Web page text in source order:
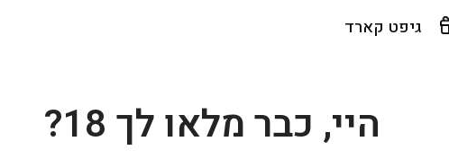
היי, כבר מלאו לך 18?
גיפט קארד